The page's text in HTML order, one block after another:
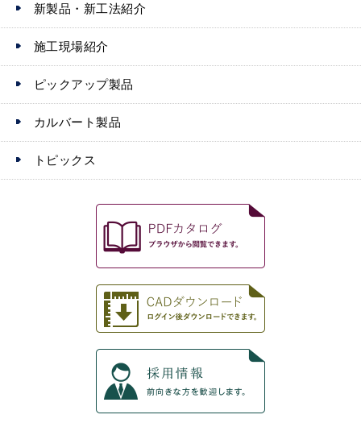
新製品・新工法紹介
施工現場紹介
ピックアップ製品
カルバート製品
トピックス